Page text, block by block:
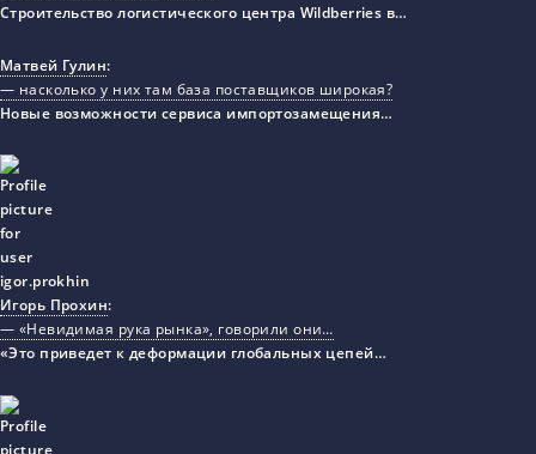
Строительство логистического центра Wildberries в…
Матвей Гулин:
— насколько у них там база поставщиков широкая?
Новые возможности сервиса импортозамещения…
Игорь Прохин:
— «Невидимая рука рынка», говорили они…
«Это приведет к деформации глобальных цепей…